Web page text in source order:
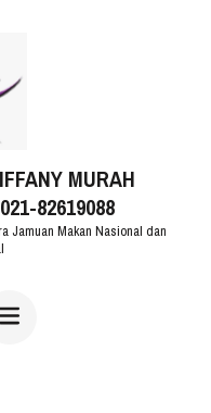
MURAH
82619088
Jamuan Makan Nasional dan